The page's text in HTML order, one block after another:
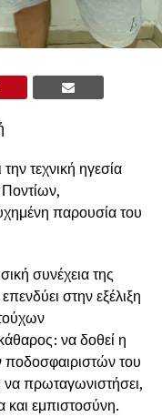
τεχνική ηγεσία
παρουσία του
συνέχεια της
στην εξέλιξη
να δοθεί η
ποδοσφαιριστών του
να πρωταγωνιστήσει,
εμπιστοσύνη.